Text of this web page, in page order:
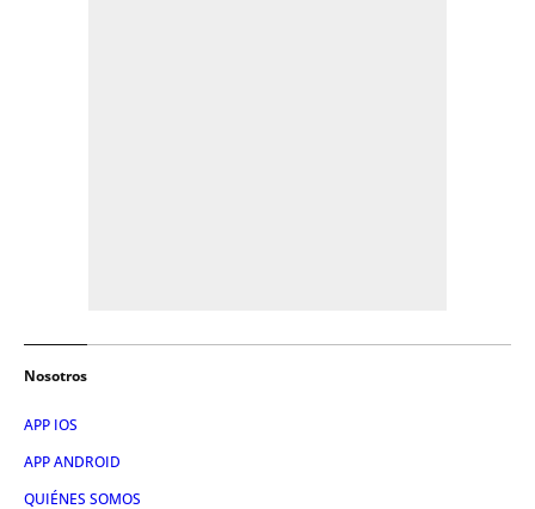
Nosotros
APP IOS
APP ANDROID
QUIÉNES SOMOS